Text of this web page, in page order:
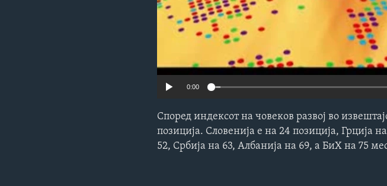
0:00
Според индексот на човеков развој во
позиција. Словенија е на 24 позиција, Грција
52, Србија на 63, Албанија на 69, а БиХ на 75